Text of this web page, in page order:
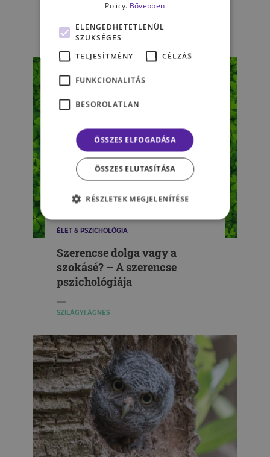
karrierrel való
elégedettségünkre?
DOHÁN ANTÓNIA
ÉLET & PSZICHOLÓGIA
Szerencse dolga vagy a
szokásé? – A szerencse
pszichológiája
SZILÁGYI ÁGNES
Policy. Bővebben
ELENGEDHETETLENÜL
SZÜKSÉGES
TELJESÍTMÉNY
CÉLZÁS
FUNKCIONALITÁS
BESOROLATLAN
ÖSSZES ELFOGADÁSA
ÖSSZES ELUTASÍTÁSA
RÉSZLETEK MEGJELENÍTÉSE